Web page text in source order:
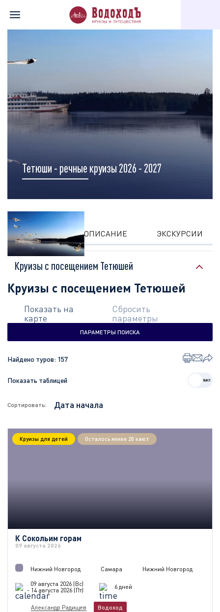
Главная Перечень всех доступных круизов
Тетюши - речные круизы 2026 - 2027
КРУИЗЫ ОПИСАНИЕ ЭКСКУРСИИ
Круизы с посещением Тетюшей
Круизы с посещением Тетюшей
Показать на
карте
Сбросить
параметры
ПАРАМЕТРЫ ПОИСКА
Показать таблицей
Найдено туров: 157
Сортировать:
Круизы для детей Осталось менее 20 кают
К Сокольим горам
09 августа 2026
Нижний Новгород Самара
Нижний Новгород
09 августа 2026 (Вс)
- 14 августа 2026 (Пт)
6 дней
Александр Радищев Водоход